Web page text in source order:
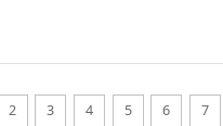
2 3 4 5 6 7